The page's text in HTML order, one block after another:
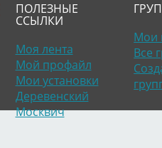
ПОЛЕЗНЫЕ
ССЫЛКИ
Моя лента
Мой профайл
Мои установки
Деревенский
Москвич
Мои
Все